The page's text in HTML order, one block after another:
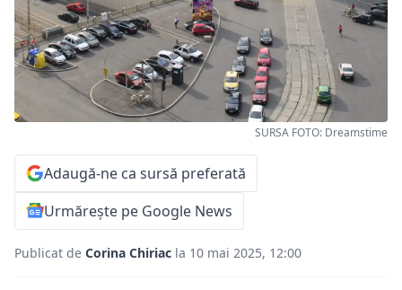
SURSA FOTO: Dreamstime
Adaugă-ne ca sursă preferată
Urmărește pe Google News
Publicat de Corina Chiriac la 10 mai 2025, 12:00